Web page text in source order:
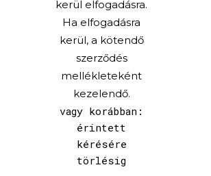
kerül elfogadásra.
Ha elfogadásra
kerül, a kötendő
szerződés
mellékleteként
kezelendő.
vagy korábban:
érintett
kérésére
törlésig